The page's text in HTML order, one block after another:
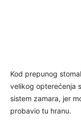
Kod prepunog
velikog opterećenja
sistem zamara, jer
probavio tu hranu.